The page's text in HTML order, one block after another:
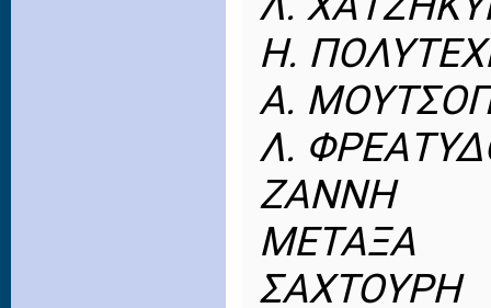
Η.
Α.
Λ.
ΖΑΝΝΗ
ΜΕΤΑΞΑ
ΣΑΧΤΟΥΡΗ